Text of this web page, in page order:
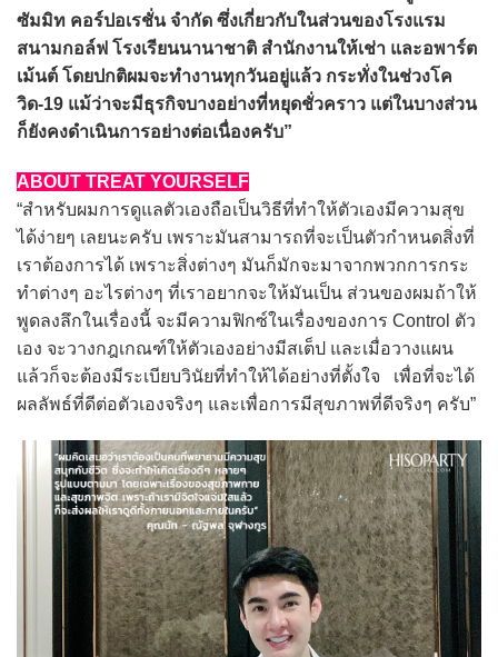
ซัมมิท คอร์ปอเรชั่น จำกัด ซึ่งเกี่ยวกับในส่วนของโรงแรม
สนามกอล์ฟ โรงเรียนนานาชาติ สำนักงานให้เช่า และอพาร์ต
เม้นต์ โดยปกติผมจะทำงานทุกวันอยู่แล้ว กระทั่งในช่วงโค
วิด-19 แม้ว่าจะมีธุรกิจบางอย่างที่หยุดชั่วคราว แต่ในบางส่วน
ก็ยังคงดำเนินการอย่างต่อเนื่องครับ”
ABOUT TREAT YOURSELF
“สำหรับผมการดูแลตัวเองถือเป็นวิธีที่ทำให้ตัวเองมีความสุข
ได้ง่ายๆ เลยนะครับ เพราะมันสามารถที่จะเป็นตัวกำหนดสิ่งที่
เราต้องการได้ เพราะสิ่งต่างๆ มันก็มักจะมาจากพวกการกระ
ทำต่างๆ อะไรต่างๆ ที่เราอยากจะให้มันเป็น ส่วนของผมถ้าให้
พูดลงลึกในเรื่องนี้ จะมีความฟิกซ์ในเรื่องของการ Control ตัว
เอง จะวางกฎเกณฑ์ให้ตัวเองอย่างมีสเต็ป และเมื่อวางแผน
แล้วก็จะต้องมีระเบียบวินัยที่ทำให้ได้อย่างที่ตั้งใจ เพื่อที่จะได้
ผลลัพธ์ที่ดีต่อตัวเองจริงๆ และเพื่อการมีสุขภาพที่ดีจริงๆ ครับ”